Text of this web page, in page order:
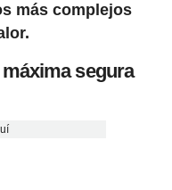
más complejos
segura